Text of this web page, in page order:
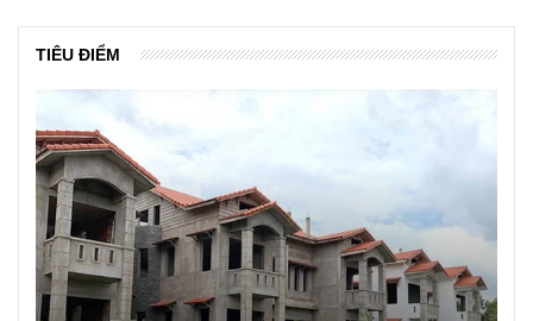
TIÊU ĐIỂM